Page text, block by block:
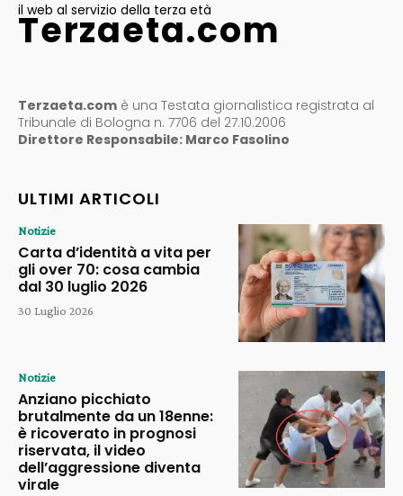
il web al servizio della terza età
Terzaeta.com
Terzaeta.com è una Testata giornalistica registrata al
Tribunale di Bologna n. 7706 del 27.10.2006
Direttore Responsabile: Marco Fasolino
ULTIMI ARTICOLI
Notizie
Carta d’identità a vita per
gli over 70: cosa cambia
dal 30 luglio 2026
30 Luglio 2026
Notizie
Anziano picchiato
brutalmente da un 18enne:
è ricoverato in prognosi
riservata, il video
dell’aggressione diventa
virale